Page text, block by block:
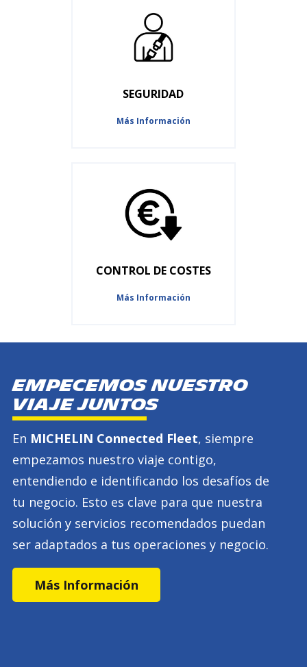
SEGURIDAD
Más Información
CONTROL DE COSTES
Más Información
Empecemos nuestro
viaje juntos
En MICHELIN Connected Fleet, siempre
empezamos nuestro viaje contigo,
entendiendo e identificando los desafíos de
tu negocio. Esto es clave para que nuestra
solución y servicios recomendados puedan
ser adaptados a tus operaciones y negocio.
Más Información